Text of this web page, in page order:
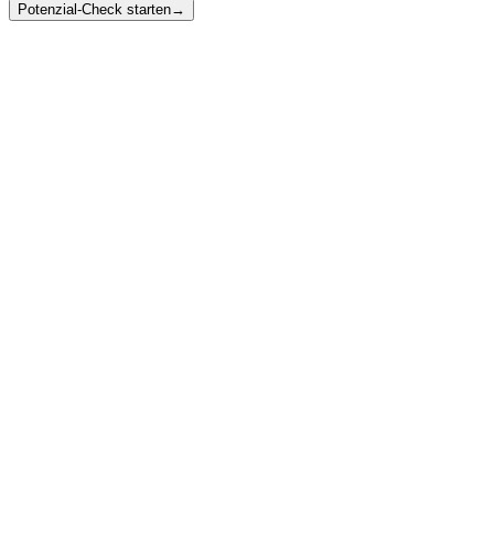
Potenzial-Check starten→